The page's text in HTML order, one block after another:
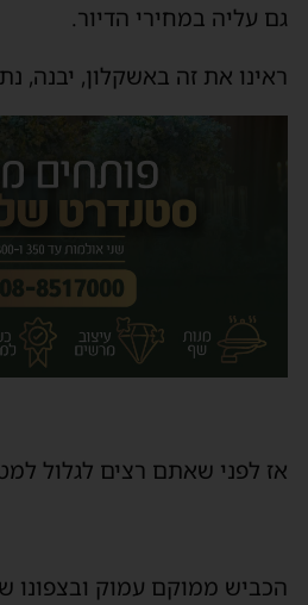
עליה במחירי הדיור.
את זה באשקלון, יבנה,
לפני שאתם רצים לגלול
ממוקם עמוק ובצפונו של